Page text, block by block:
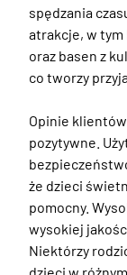
spędzania
atrakcje, w
oraz basen z
co tworzy
Opinie
pozytywne.
że dzieci
pomocny.
wysokiej
Niektórzy